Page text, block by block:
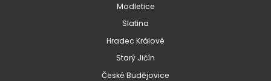
Modletice
Slatina
Hradec Králové
Starý Jičín
České Budějovice